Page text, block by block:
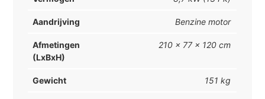
Aandrijving Benzine motor
Afmetingen
(LxBxH)
210 x 77 x 120 cm
Gewicht 151 kg